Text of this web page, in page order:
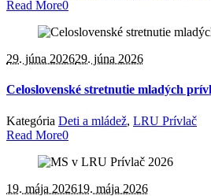
Read More0
29. júna 202629. júna 2026
Celoslovenské stretnutie mladých
Kategória Deti a mládež, LRU Prívlač
Read More0
19. mája 202619. mája 2026